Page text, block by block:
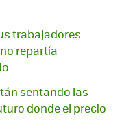
trabajadores
repartía
sentando las
donde el precio